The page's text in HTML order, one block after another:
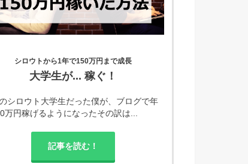
シロウトから1年で150万円まで成長
大学生が... 稼ぐ！
シロウト大学生だった僕が、ブログで年
万円稼げるようになったその訳は...
記事を読む！